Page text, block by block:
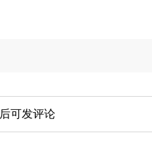
后可发评论